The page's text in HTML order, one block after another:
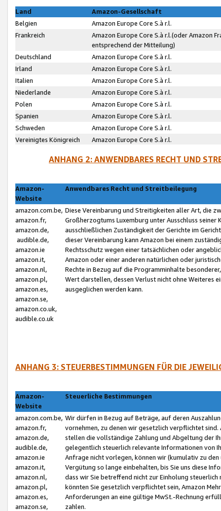
Land
Amazon-Gesellschaft
Belgien
Amazon Europe Core S.à r.l.
Frankreich
Amazon Europe Core S.à r.l.(oder Amazon
entsprechend der Mitteilung)
Deutschland
Amazon Europe Core S.à r.l.
Irland
Amazon Europe Core S.à r.l.
Italien
Amazon Europe Core S.à r.l.
Niederlande
Amazon Europe Core S.à r.l.
Polen
Amazon Europe Core S.à r.l.
Spanien
Amazon Europe Core S.à r.l.
Schweden
Amazon Europe Core S.à r.l.
Vereinigtes Königreich
Amazon Europe Core S.à r.l.
ANHANG 2: ANWENDBARES RECHT UND
Amazon-
Website
Anwendbares Recht und Streitbeilegung
amazon.com.be,
amazon.fr,
amazon.de,
audible.de,
amazon.ie
amazon.it,
amazon.nl,
amazon.pl,
amazon.es,
amazon.se,
amazon.co.uk,
audible.co.uk
Diese Vereinbarung und Streitigkeiten aller Art, die
Großherzogtums Luxemburg unter Ausschluss
ausschließlichen Zuständigkeit der Gerichte im
dieser Vereinbarung kann Amazon bei einem
Rechtsschutz wegen einer tatsächlichen oder
Amazon oder einer anderen natürlichen oder
Rechte in Bezug auf die Programminhalte
Wert darstellen, dessen Verlust nicht ohne Weiteres
ausgeglichen werden kann.
ANHANG 3: STEUERBESTIMMUNGEN FÜR DIE
Amazon-
Website
Steuerliche Bestimmungen
amazon.com.be,
amazon.fr,
amazon.de,
audible.de,
amazon.ie
amazon.it,
amazon.nl,
amazon.pl,
amazon.es,
amazon.se,
Wir dürfen in Bezug auf Beträge, auf deren
vornehmen, zu denen wir gesetzlich verpflichtet
stellen die vollständige Zahlung und Abgeltung der
gelegentlich steuerlich relevante Informationen von
Anfrage nicht vorlegen, können wir (kumulativ zu
Vergütung so lange einbehalten, bis Sie uns diese
dass wir Sie betreffend nicht zur Einholung
könnten Sie gesetzlich verpflichtet sein, Amazon
Anforderungen an eine gültige MwSt.-Rechnung
zahlen.